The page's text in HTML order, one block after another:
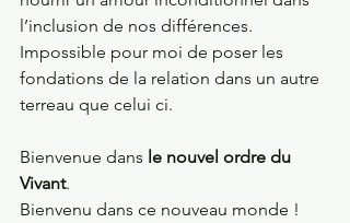
l’inclusion de nos différences.
Impossible pour moi de poser les
fondations de la relation dans un autre
terreau que celui ci.
Bienvenue dans le nouvel ordre du
Vivant.
Bienvenu dans ce nouveau monde !